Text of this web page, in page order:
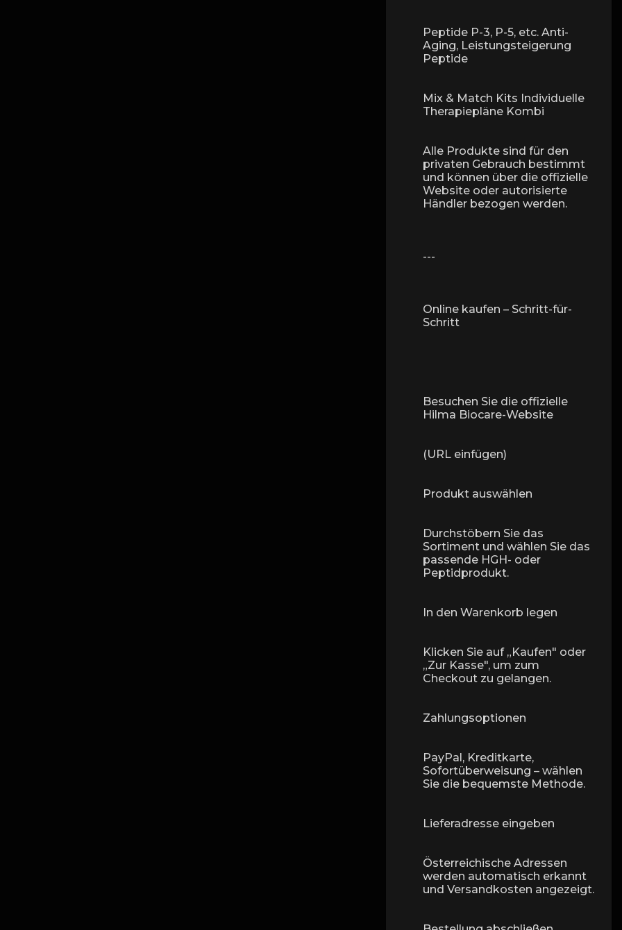
Peptide P-3, P-5, etc. Anti-
Aging, Leistungsteigerung
Peptide
Mix & Match Kits Individuelle
Therapiepläne Kombi
Alle Produkte sind für den
privaten Gebrauch bestimmt
und können über die offizielle
Website oder autorisierte
Händler bezogen werden.
---
Online kaufen – Schritt-für-
Schritt
Besuchen Sie die offizielle
Hilma Biocare-Website
(URL einfügen)
Produkt auswählen
Durchstöbern Sie das
Sortiment und wählen Sie das
passende HGH- oder
Peptidprodukt.
In den Warenkorb legen
Klicken Sie auf „Kaufen" oder
„Zur Kasse", um zum
Checkout zu gelangen.
Zahlungsoptionen
PayPal, Kreditkarte,
Sofortüberweisung – wählen
Sie die bequemste Methode.
Lieferadresse eingeben
Österreichische Adressen
werden automatisch erkannt
und Versandkosten angezeigt.